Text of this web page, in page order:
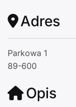
Adres
Parkowa 1
89-600
Opis